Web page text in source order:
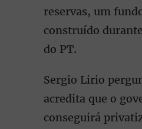
reservas, um
construído
do PT.
Sergio Lirio
acredita que o
conseguirá